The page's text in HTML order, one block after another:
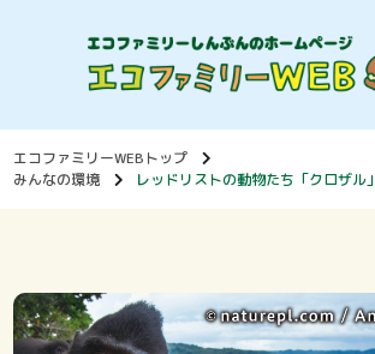
エコファミリーWEBトップ
みんなの環境
レッドリストの動物たち「クロザル」